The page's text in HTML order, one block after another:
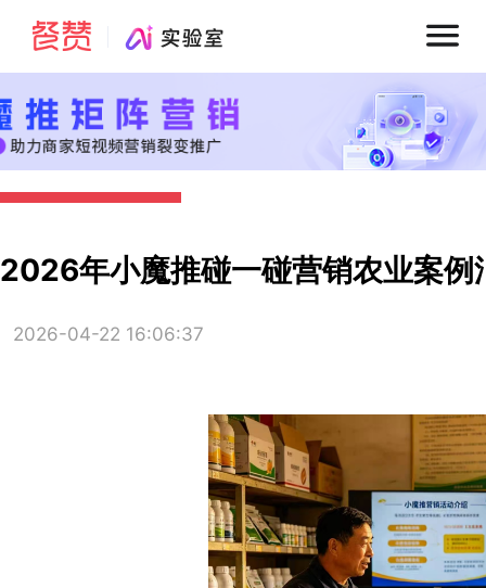
2026年小魔推碰一碰营销农业案例
2026-04-22 16:06:37